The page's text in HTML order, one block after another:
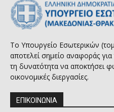
Το Υπουργείο Εσωτερικών
αποτελεί σημείο αναφοράς
τη δυνατότητα να αποκτήσει
οικονομικές διεργασίες.
ΕΠΙΚΟΙΝΩΝΙΑ